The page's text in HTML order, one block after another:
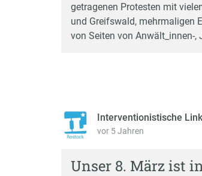
getragenen Protesten mit
und Greifswald, mehrmaligen
von Seiten von Anwält_innen-
Interventionistische
vor 5 Jahren
Unser 8. März ist